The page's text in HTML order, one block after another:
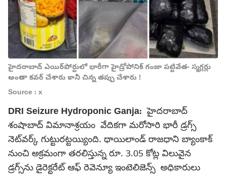
హైదరాబాద్ ఎయిర్‌పోర్టులో భారీగా హైడ్రోపోనిక్ గంజా పట్టివేత- స్మగ్లర్లు
అంతా కవర్ చేశారు కానీ చిన్న తప్పు చేశారు !
Source : x
DRI Seizure Hydroponic Ganja:హైదరాబాద్
శంషాబాద్ విమానాశ్రయం వేదికగా మరోసారి భారీ డ్రగ్స్
నెట్‌వర్క్ గుట్టురట్టయ్యింది. థాయిలాండ్ రాజధాని బ్యాంకాక్
నుంచి అక్రమంగా తరలిస్తున్న రూ. 3.05 కోట్ల విలువైన
డ్రగ్స్‌ను డైరెక్టరేట్ ఆఫ్ రెవెన్యూ ఇంటెలిజెన్స్ అధికారులు